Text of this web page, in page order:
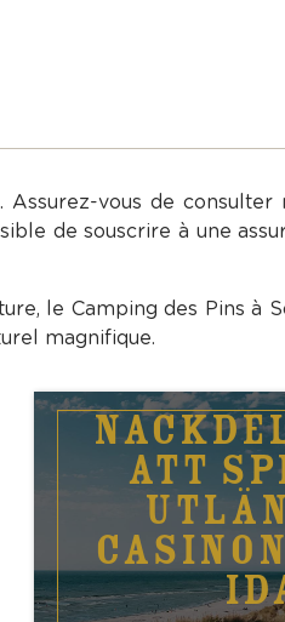
vous de
de souscrire à une
le Camping des Pins à
magnifique.
ATT